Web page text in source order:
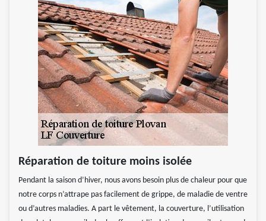
Réparation de toiture moins isolée
Pendant la saison d’hiver, nous avons besoin plus de chaleur pour que
notre corps n’attrape pas facilement de grippe, de maladie de ventre
ou d’autres maladies. A part le vêtement, la couverture, l’utilisation